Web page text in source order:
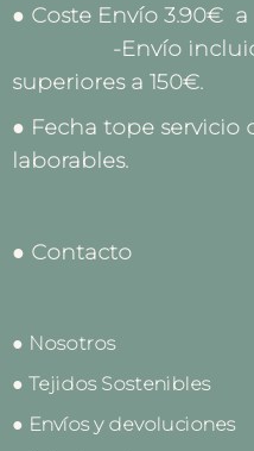
● Coste Envío
-Envío incluido
superiores a 150€.
● Fecha tope servicio
laborables.
● Contacto
● Nosotros
● Tejidos Sostenibles
● Envíos y devoluciones